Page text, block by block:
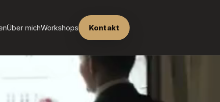
Über michWorkshops Kontakt